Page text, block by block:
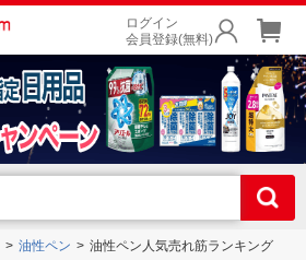
ログイン
会員登録(無料)
油性ペン 油性ペン人気売れ筋ランキング